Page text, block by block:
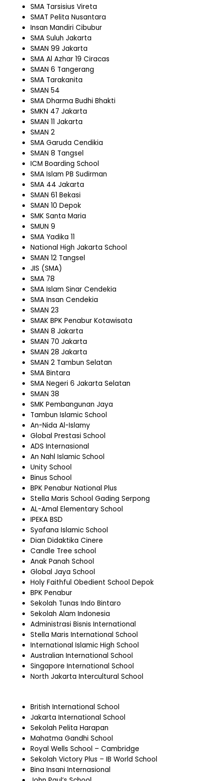
SMA Tarsisius Vireta
SMAT Pelita Nusantara
Insan Mandiri Cibubur
SMA Suluh Jakarta
SMAN 99 Jakarta
SMA Al Azhar 19 Ciracas
SMAN 6 Tangerang
SMA Tarakanita
SMAN 54
SMA Dharma Budhi Bhakti
SMKN 47 Jakarta
SMAN 11 Jakarta
SMAN 2
SMA Garuda Cendikia
SMAN 8 Tangsel
ICM Boarding School
SMA Islam PB Sudirman
SMA 44 Jakarta
SMAN 61 Bekasi
SMAN 10 Depok
SMK Santa Maria
SMUN 9
SMA Yadika 11
National High Jakarta School
SMAN 12 Tangsel
JIS (SMA)
SMA 78
SMA Islam Sinar Cendekia
SMA Insan Cendekia
SMAN 23
SMAK BPK Penabur Kotawisata
SMAN 8 Jakarta
SMAN 70 Jakarta
SMAN 28 Jakarta
SMAN 2 Tambun Selatan
SMA Bintara
SMA Negeri 6 Jakarta Selatan
SMAN 38
SMK Pembangunan Jaya
Tambun Islamic School
An-Nida Al-Islamy
Global Prestasi School
ADS Internasional
An Nahl Islamic School
Unity School
Binus School
BPK Penabur National Plus
Stella Maris School Gading Serpong
AL-Amal Elementary School
IPEKA BSD
Syafana Islamic School
Dian Didaktika Cinere
Candle Tree school
Anak Panah School
Global Jaya School
Holy Faithful Obedient School Depok
BPK Penabur
Sekolah Tunas Indo Bintaro
Sekolah Alam Indonesia
Administrasi Bisnis International
Stella Maris International School
International Islamic High School
Australian International School
Singapore International School
North Jakarta Intercultural School
British International School
Jakarta International School
Sekolah Pelita Harapan
Mahatma Gandhi School
Royal Wells School – Cambridge
Sekolah Victory Plus – IB World School
Bina Insani Internasional